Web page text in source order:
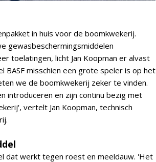
in huis voor de boomkwekerij.
gewasbeschermingsmiddelen
toelatingen, licht Jan Koopman er alvast
BASF misschien een grote speler is op het
we de boomkwekerij zeker te vinden.
introduceren en zijn continu bezig met
vertelt Jan Koopman, technisch
dat werkt tegen roest en meeldauw. 'Het